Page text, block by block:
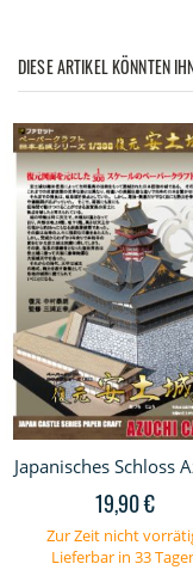
DIESE ARTIKEL KÖNNTEN
Japanisches Schloss
19,90 €
Zur Zeit nicht
Lieferbar in 33